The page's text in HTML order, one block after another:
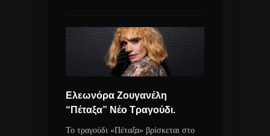
Ελεωνόρα Ζουγανέλη
“Πέταξα” Νέο Τραγούδι.
Το τραγούδι «Πέταξα» βρίσκεται στο